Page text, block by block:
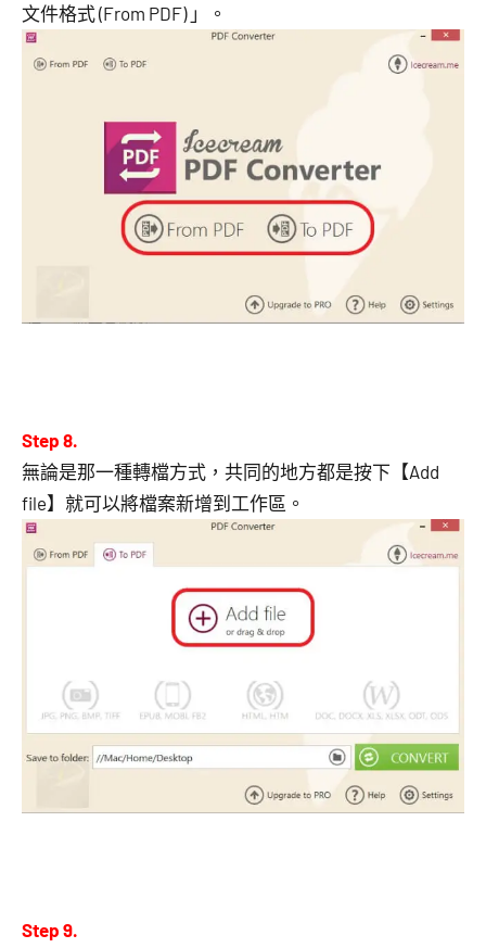
文件格式 (From PDF) 」。
Step 8.
無論是那一種轉檔方式，共同的地方都是按下【Add
file】就可以將檔案新增到工作區。
Step 9.